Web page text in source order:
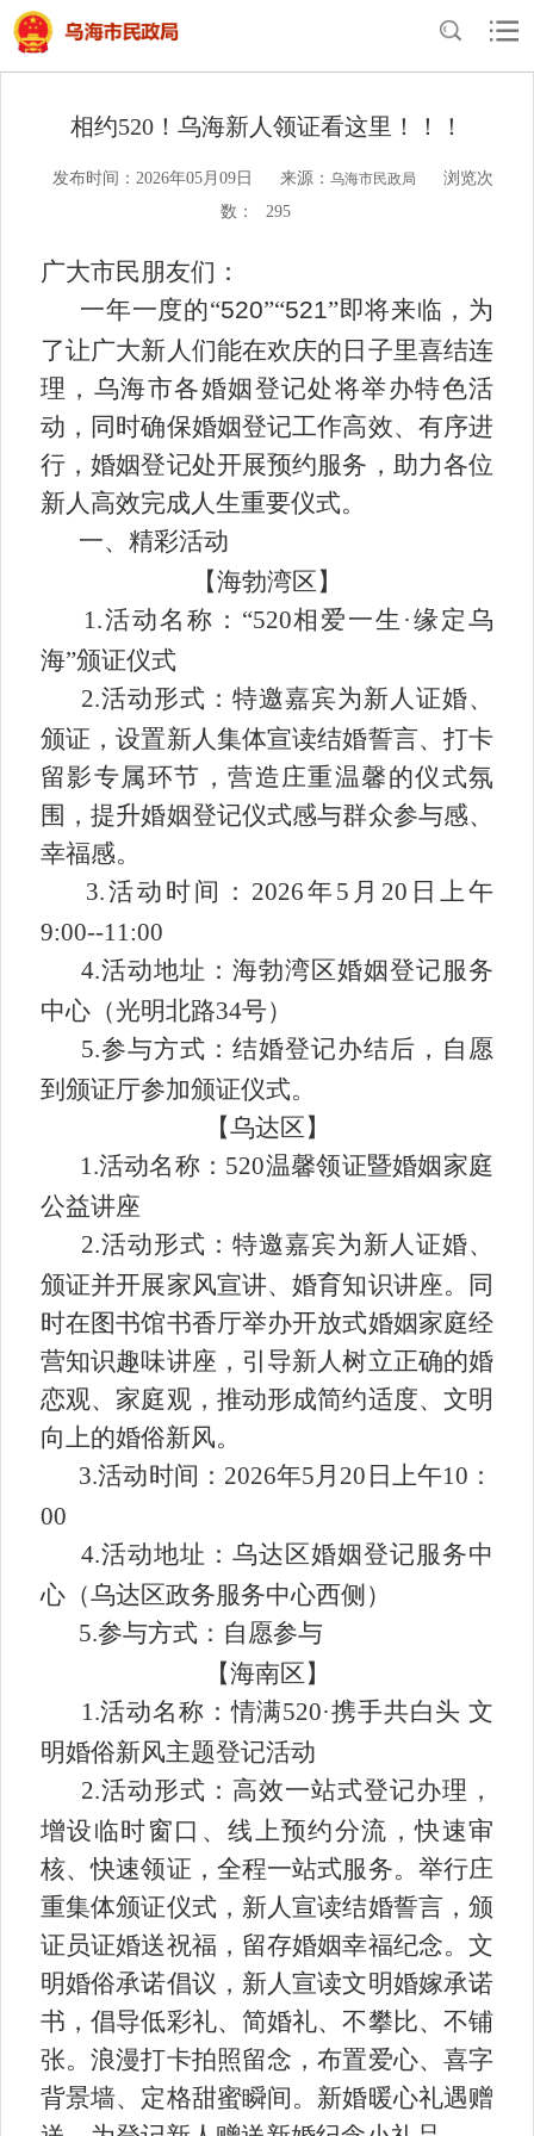
当前位置：首页>民政概况
相约520！乌海新人领证看这里！！！
发布时间：2026年05月09日 来源： 乌海市民政局
浏览次
数：
295
广大市民朋友们：
一年一度的“520”“521”即将来临，为
了让广大新人们能在欢庆的日子里喜结连
理，乌海市各婚姻登记处将举办特色活
动，同时确保婚姻登记工作高效、有序进
行，婚姻登记处开展预约服务，助力各位
新人高效完成人生重要仪式。
一、 精彩活动
【海勃湾区】
1.活动名称：“520相爱一生·缘定乌
海”颁证仪式
2.活动形式：特邀嘉宾为新人证婚、
颁证，设置新人集体宣读结婚誓言、打卡
留影专属环节，营造庄重温馨的仪式氛
围，提升婚姻登记仪式感与群众参与感、
幸福感。
3.活动时间：2026年5月20日上午
9:00--11:00
4.活动地址：海勃湾区婚姻登记服务
中心（光明北路34号）
5.参与方式：结婚登记办结后，自愿
到颁证厅参加颁证仪式。
【乌达区】
1.活动名称：520温馨领证暨婚姻家庭
公益讲座
2.活动形式：特邀嘉宾为新人证婚、
颁证并开展家风宣讲、婚育知识讲座。同
时在图书馆书香厅举办开放式婚姻家庭经
营知识趣味讲座，引导新人树立正确的婚
恋观、家庭观，推动形成简约适度、文明
向上的婚俗新风。
3.活动时间：2026年5月20日上午10：
00
4.活动地址：乌达区婚姻登记服务中
心（乌达区政务服务中心西侧）
5.参与方式：自愿参与
【海南区】
1.活动名称：情满520·携手共白头 文
明婚俗新风主题登记活动
2.活动形式：高效一站式登记办理，
增设临时窗口、线上预约分流，快速审
核、快速领证，全程一站式服务。举行庄
重集体颁证仪式，新人宣读结婚誓言，颁
证员证婚送祝福，留存婚姻幸福纪念。文
明婚俗承诺倡议，新人宣读文明婚嫁承诺
书，倡导低彩礼、简婚礼、不攀比、不铺
张。浪漫打卡拍照留念，布置爱心、喜字
背景墙、定格甜蜜瞬间。新婚暖心礼遇赠